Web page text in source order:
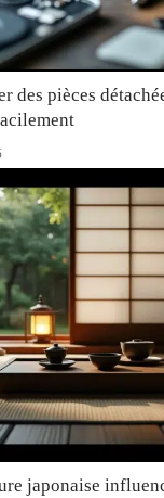
des pièces
japonaise